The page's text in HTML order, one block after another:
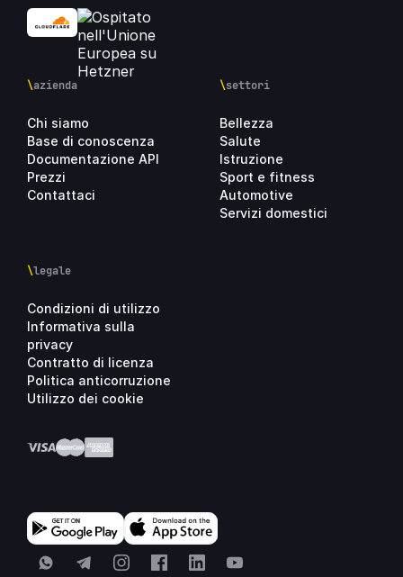
\azienda
Chi siamo
Base di conoscenza
Documentazione API
Prezzi
Contattaci
\settori
Bellezza
Salute
Istruzione
Sport e fitness
Automotive
Servizi domestici
\legale
Condizioni di utilizzo
Informativa sulla
privacy
Contratto di licenza
Politica anticorruzione
Utilizzo dei cookie
WhatsAppTelegramInstagramFacebookLinkedInYouTube